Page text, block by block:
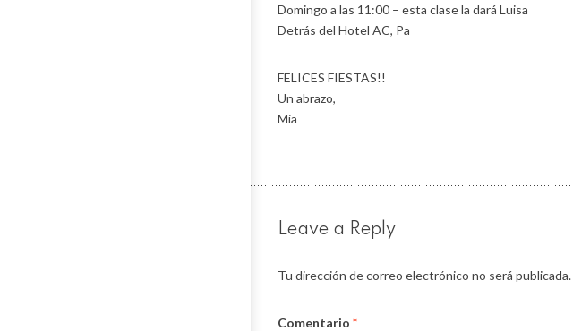
Domingo a las 11:00 – esta clase la dará Luisa
Detrás del Hotel AC, Pa
FELICES FIESTAS!!
Un abrazo,
Mia
Leave a Reply
Tu dirección de correo electrónico no será publicada.
Comentario *